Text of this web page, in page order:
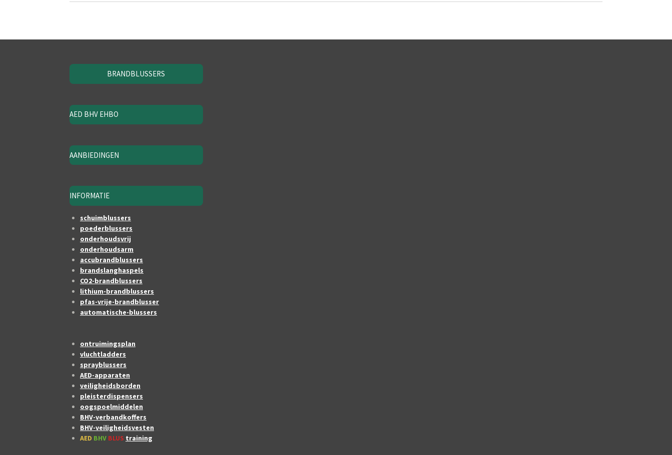
BRANDBLUSSERS
AED BHV EHBO
AANBIEDINGEN
INFORMATIE
schuimblussers
poederblussers
onderhoudsvrij
onderhoudsarm
accubrandblussers
brandslanghaspels
CO2-brandblussers
lithium-brandblussers
pfas-vrije-brandblusser
automatische-blussers
ontruimingsplan
vluchtladders
sprayblussers
AED-apparaten
veiligheidsborden
pleisterdispensers
oogspoelmiddelen
BHV-verbandkoffers
BHV-veiligheidsvesten
AED BHV BLUS training